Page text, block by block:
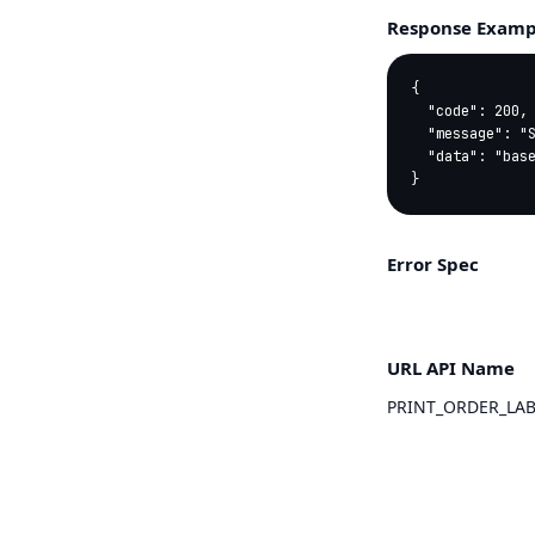
Response
{
}
Error Spec
URL API Name